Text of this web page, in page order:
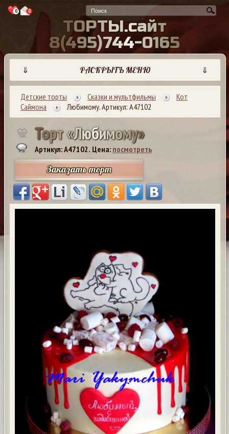
0 0
ТОРТЫ.сайт
8(495)744-0165
⇓ РАСКРЫТЬ МЕНЮ ⇓
Детские торты Сказки и мультфильмы
Кот
Саймона
Любимому. Артикул: А47102
Торт«Любимому»
Артикул: A47102. Цена: посмотреть
Заказать торт